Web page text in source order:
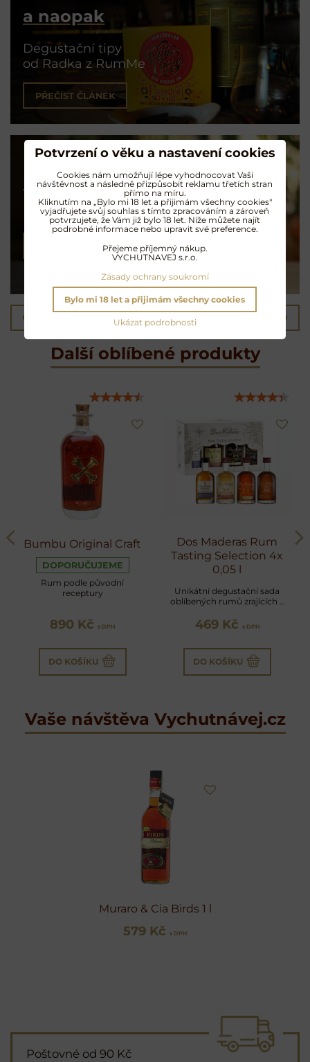
a naopak
Degustační tipy
od Radka z RumMe
PŘEČÍST ČLÁNEK
Koktejly na rumu
Exotické opojení
NAMÍCHAT KOKTEJL
Předchozí produkt Následující produkt
Další oblíbené produkty
Bumbu Original Craft
DOPORUČUJEME
Rum podle původní
receptury
890 Kč s DPH
DO KOŠÍKU
Dos Maderas Rum
Tasting Selection 4x
0,05 l
Unikátní degustační sada
oblíbených rumů zrajících v
469 Kč s DPH
DO KOŠÍKU
Vaše návštěva Vychutnávej.cz
Muraro & Cia Birds 1 l
579 Kč s DPH
Poštovné od 90 Kč
Potvrzení o věku a nastavení cookies
Cookies nám umožňují lépe vyhodnocovat Vaši
návštěvnost a následně přizpůsobit reklamu třetích stran
přímo na míru.
Kliknutím na „Bylo mi 18 let a přijimám všechny cookies"
vyjadřujete svůj souhlas s tímto zpracováním a zároveň
potvrzujete, že Vám již bylo 18 let. Níže můžete najít
podrobné informace nebo upravit své preference.
Přejeme příjemný nákup.
VYCHUTNAVEJ s.r.o.
Zásady ochrany soukromí
Ukázat podrobnosti
Bylo mi 18 let a přijimám všechny cookies